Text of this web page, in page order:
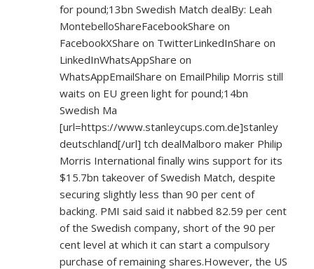
for pound;13bn Swedish Match dealBy: Leah
MontebelloShareFacebookShare on
FacebookXShare on TwitterLinkedInShare on
LinkedInWhatsAppShare on
WhatsAppEmailShare on EmailPhilip Morris still
waits on EU green light for pound;14bn
Swedish Ma
[url=https://www.stanleycups.com.de]stanley
deutschland[/url] tch dealMalboro maker Philip
Morris International finally wins support for its
$15.7bn takeover of Swedish Match, despite
securing slightly less than 90 per cent of
backing. PMI said said it nabbed 82.59 per cent
of the Swedish company, short of the 90 per
cent level at which it can start a compulsory
purchase of remaining shares.However, the US